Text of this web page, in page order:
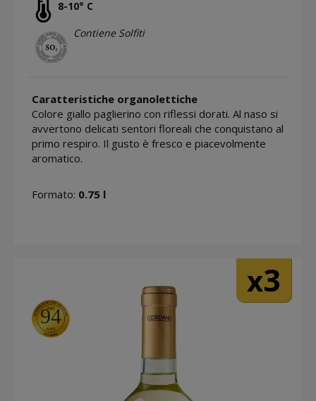
8-10° C
Contiene Solfiti
Caratteristiche organolettiche
Colore giallo paglierino con riflessi dorati. Al naso si
avvertono delicati sentori floreali che conquistano al
primo respiro. Il gusto è fresco e piacevolmente
aromatico.
Formato: 0.75 l
94
x3